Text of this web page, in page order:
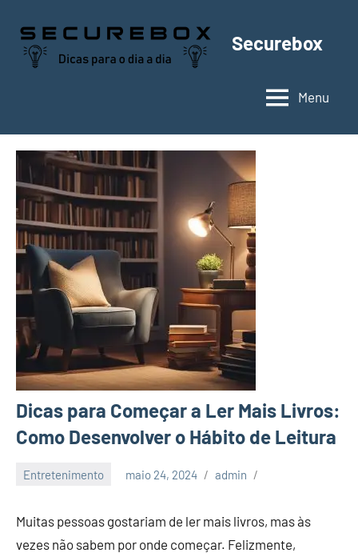
para
Securebox
Menu
Dicas para Começar a Ler Mais Livros:
Como Desenvolver o Hábito de Leitura
Entretenimento maio 24, 2024 admin
Muitas pessoas gostariam de ler mais livros, mas às
vezes não sabem por onde começar. Felizmente,